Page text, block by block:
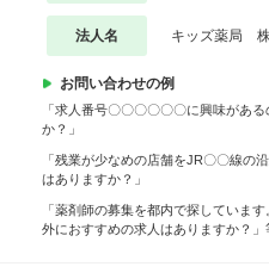
法人名 キッズ薬局
お問い合わせの例
「求人番号〇〇〇〇〇〇に興味があ
か？」
「残業が少なめの店舗をJR〇〇線の
はありますか？」
「薬剤師の募集を都内で探していま
外におすすめの求人はありますか？」